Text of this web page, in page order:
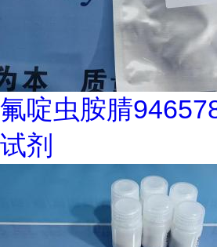
氟啶虫胺腈
试剂